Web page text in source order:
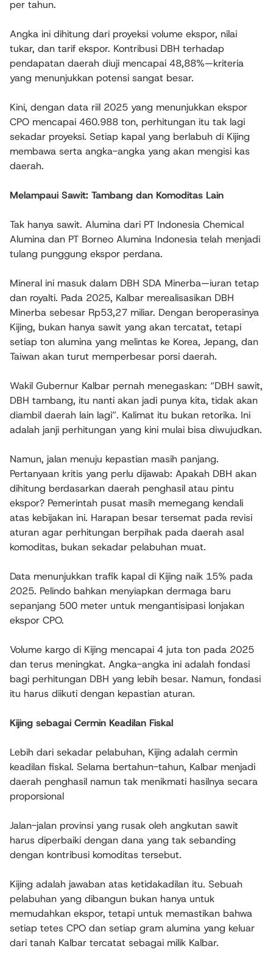
per tahun.
Angka ini dihitung dari proyeksi volume ekspor, nilai
tukar, dan tarif ekspor. Kontribusi DBH terhadap
pendapatan daerah diuji mencapai 48,88%—kriteria
yang menunjukkan potensi sangat besar.
Kini, dengan data riil 2025 yang menunjukkan ekspor
CPO mencapai 460.988 ton, perhitungan itu tak lagi
sekadar proyeksi. Setiap kapal yang berlabuh di Kijing
membawa serta angka-angka yang akan mengisi kas
daerah.
Melampaui Sawit: Tambang dan Komoditas Lain
Tak hanya sawit. Alumina dari PT Indonesia Chemical
Alumina dan PT Borneo Alumina Indonesia telah menjadi
tulang punggung ekspor perdana.
Mineral ini masuk dalam DBH SDA Minerba—iuran tetap
dan royalti. Pada 2025, Kalbar merealisasikan DBH
Minerba sebesar Rp53,27 miliar. Dengan beroperasinya
Kijing, bukan hanya sawit yang akan tercatat, tetapi
setiap ton alumina yang melintas ke Korea, Jepang, dan
Taiwan akan turut memperbesar porsi daerah.
Wakil Gubernur Kalbar pernah menegaskan: “DBH sawit,
DBH tambang, itu nanti akan jadi punya kita, tidak akan
diambil daerah lain lagi”. Kalimat itu bukan retorika. Ini
adalah janji perhitungan yang kini mulai bisa diwujudkan.
Namun, jalan menuju kepastian masih panjang.
Pertanyaan kritis yang perlu dijawab: Apakah DBH akan
dihitung berdasarkan daerah penghasil atau pintu
ekspor? Pemerintah pusat masih memegang kendali
atas kebijakan ini. Harapan besar tersemat pada revisi
aturan agar perhitungan berpihak pada daerah asal
komoditas, bukan sekadar pelabuhan muat.
Data menunjukkan trafik kapal di Kijing naik 15% pada
2025. Pelindo bahkan menyiapkan dermaga baru
sepanjang 500 meter untuk mengantisipasi lonjakan
ekspor CPO.
Volume kargo di Kijing mencapai 4 juta ton pada 2025
dan terus meningkat. Angka-angka ini adalah fondasi
bagi perhitungan DBH yang lebih besar. Namun, fondasi
itu harus diikuti dengan kepastian aturan.
Kijing sebagai Cermin Keadilan Fiskal
Lebih dari sekadar pelabuhan, Kijing adalah cermin
keadilan fiskal. Selama bertahun-tahun, Kalbar menjadi
daerah penghasil namun tak menikmati hasilnya secara
proporsional
Jalan-jalan provinsi yang rusak oleh angkutan sawit
harus diperbaiki dengan dana yang tak sebanding
dengan kontribusi komoditas tersebut.
Kijing adalah jawaban atas ketidakadilan itu. Sebuah
pelabuhan yang dibangun bukan hanya untuk
memudahkan ekspor, tetapi untuk memastikan bahwa
setiap tetes CPO dan setiap gram alumina yang keluar
dari tanah Kalbar tercatat sebagai milik Kalbar.